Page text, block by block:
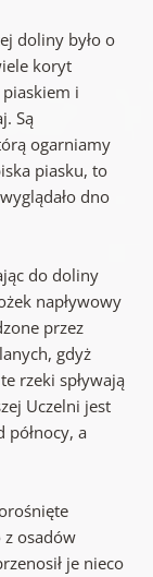
doliny było o
koryt
i
Są
ogarniamy
piasku, to
dno
do doliny
napływowy
przez
gdyż
rzeki spływają
Uczelni jest
a
osadów
je nieco